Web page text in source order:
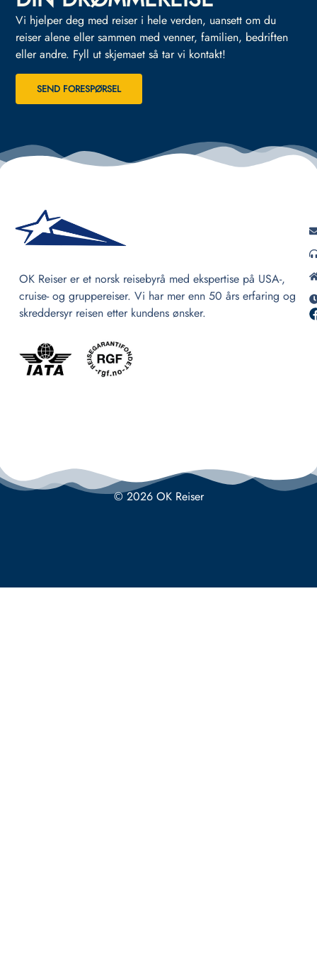
Vi hjelper deg med reiser i hele verden, uansett om du
reiser alene eller sammen med venner, familien, bedriften
eller andre. Fyll ut skjemaet så tar vi kontakt!
SEND FORESPØRSEL
OK Reiser er et norsk reisebyrå med ekspertise på USA-,
cruise- og gruppereiser. Vi har mer enn 50 års erfaring og
skreddersyr reisen etter kundens ønsker.
© 2026 OK Reiser